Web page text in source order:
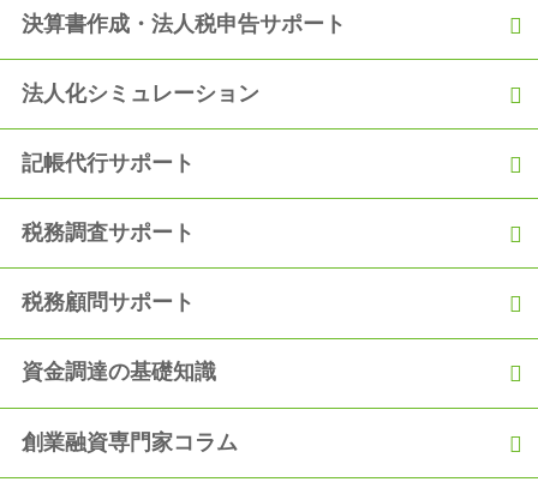
決算書作成・法人税申告サポート
法人化シミュレーション
記帳代行サポート
税務調査サポート
税務顧問サポート
資金調達の基礎知識
創業融資専門家コラム